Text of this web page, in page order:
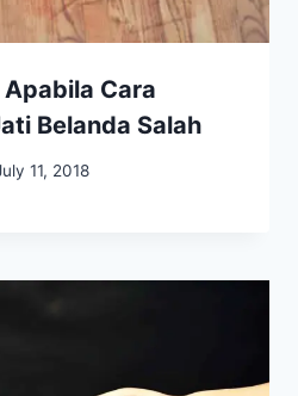
Cara
Belanda Salah
11, 2018